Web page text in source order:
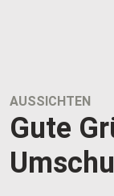
AUSSICHTEN
Gute